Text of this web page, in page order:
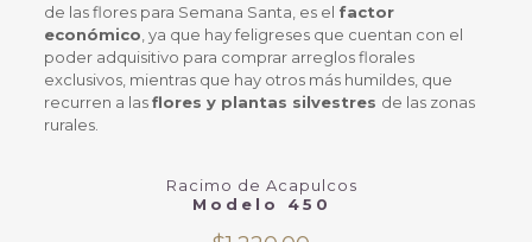
de las flores para Semana Santa, es el factor
económico , ya que hay feligreses que cuentan con el
poder adquisitivo para comprar arreglos florales
exclusivos, mientras que hay otros más humildes, que
recurren a lasflores y plantas silvestres de las zonas
rurales.
Racimo de Acapulcos
Modelo 450